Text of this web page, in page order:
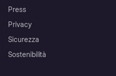
Press
Privacy
Sicurezza
Sostenibilità